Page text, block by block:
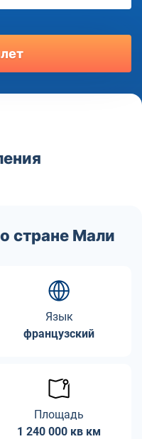
стране Мали
Язык
французский
Площадь
1 240 000 кв км